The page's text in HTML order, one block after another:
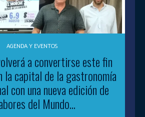
AGENDA Y EVENTOS
a convertirse este fin
la capital de la gastronomía
con una nueva edición de
del Mundo...